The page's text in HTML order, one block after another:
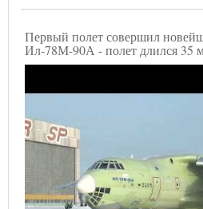
Первый полет совершил
Ил-78М-90А - полет длился 35